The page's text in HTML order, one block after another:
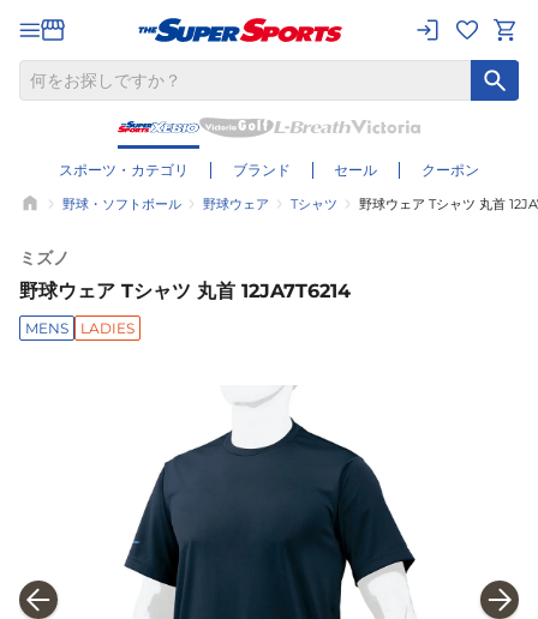
スポーツ・カテゴリ ブランド セール クーポン
野球・ソフトボール 野球ウェア Tシャツ 野球ウェア Tシャツ 丸首
ミズノ
野球ウェア Tシャツ 丸首 12JA7T6214
MENS LADIES